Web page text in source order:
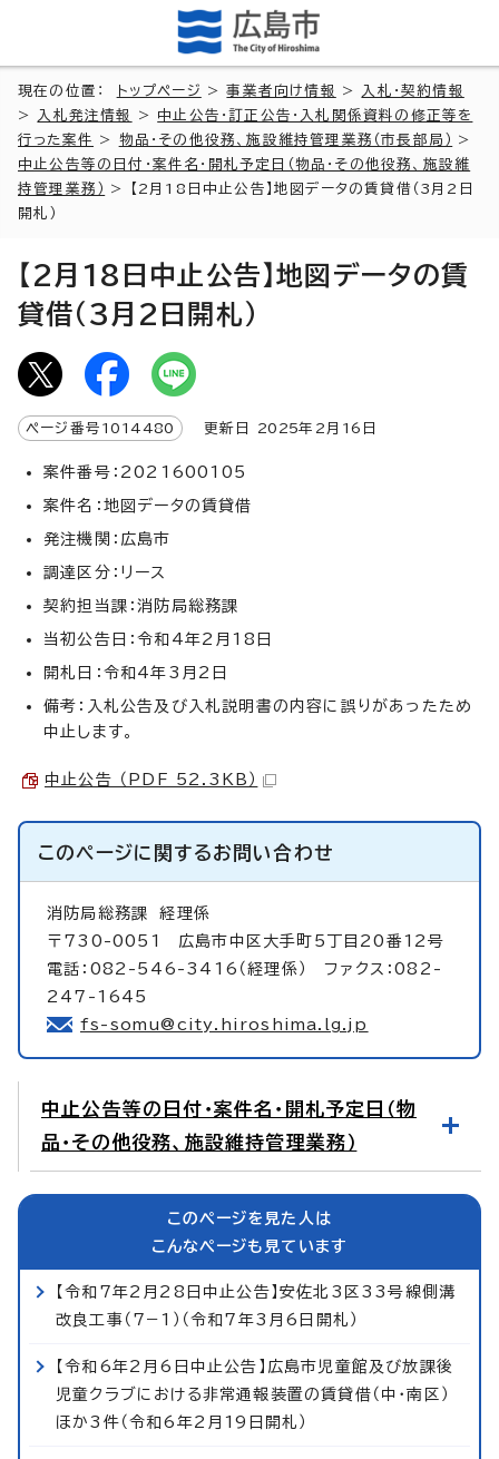
現在の位置： トップページ >事業者向け情報 >
入札・契約情報
>
入札発注情報 > 中止公告・訂正公告・入札関係資料の修正等を
行った案件
> 物品・その他役務、施設維持管理業務（市長部局）
>
中止公告等の日付・案件名・開札予定日（物品・その他役務、施設維
持管理業務）
> 【2月18日中止公告】地図データの賃貸借（3月2日
開札）
【2月18日中止公告】地図データの賃
貸借（3月2日開札）
ページ番号 1014480 更新日 2025年2月 16 日
案件番号：2021600105
案件名：地図データの賃貸借
発注機関：広島市
調達区分：リース
契約担当課：消防局総務課
当初公告日：令和4年2月18日
開札日：令和4年3月2日
備考：入札公告及び入札説明書の内容に誤りがあったため
中止します。
中止公告 （PDF 52.3KB）
このページに関するお問い合わせ
消防局総務課経理係
〒730-0051 広島市中区大手町5丁目20番12号
電話：082-546-3416（経理係） ファクス：082-
247-1645
fs-somu@city.hiroshima.lg.jp
中止公告等の日付・案件名・開札予定日（物
品・その他役務、施設維持管理業務）
このページを見た人は
こんなページも見ています
【令和7年2月28日中止公告】安佐北3区33号線側溝
改良工事（7−1）（令和7年3月6日開札）
【令和6年2月6日中止公告】広島市児童館及び放課後
児童クラブにおける非常通報装置の賃貸借（中・南区）
ほか3件（令和6年2月19日開札）